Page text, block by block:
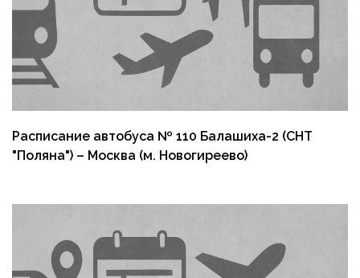
Расписание автобуса № 110 Балашиха-2 (СНТ
"Поляна") – Москва (м. Новогиреево)